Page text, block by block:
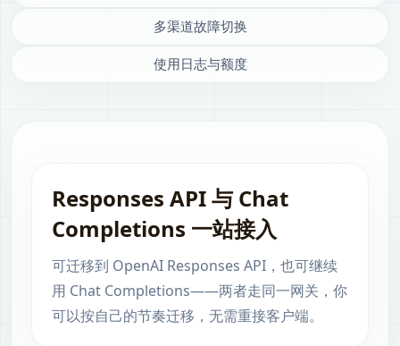
多渠道故障切换
使用日志与额度
Responses API 与 Chat
Completions 一站接入
可迁移到 OpenAI Responses API，也可继续
用 Chat Completions——两者走同一网关，你
可以按自己的节奏迁移，无需重接客户端。